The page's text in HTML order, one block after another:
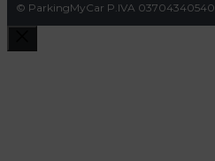
© ParkingMyCar P.IVA 03704340540
Chiudi